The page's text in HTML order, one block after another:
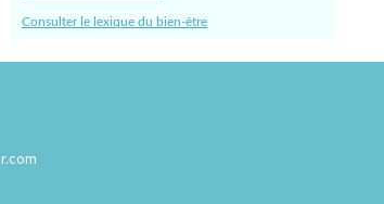
Consulter le lexique du bien-être